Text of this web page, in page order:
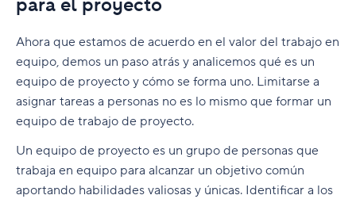
para el proyecto
Ahora que estamos de acuerdo en el valor del trabajo en
equipo, demos un paso atrás y analicemos qué es un
equipo de proyecto y cómo se forma uno. Limitarse a
asignar tareas a personas no es lo mismo que formar un
equipo de trabajo de proyecto.
Un equipo de proyecto es un grupo de personas que
trabaja en equipo para alcanzar un objetivo común
aportando habilidades valiosas y únicas. Identificar a los